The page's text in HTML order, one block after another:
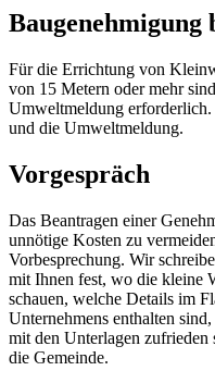
Baugenehmigung
Für die Errichtung von
von 15 Metern oder mehr
Umweltmeldung
und die Umweltmeldung.
Vorgespräch
Das Beantragen einer
unnötige Kosten zu
Vorbesprechung. Wir
mit Ihnen fest, wo die kleine
schauen, welche Details im
Unternehmens enthalten
mit den Unterlagen zufrieden
die Gemeinde.